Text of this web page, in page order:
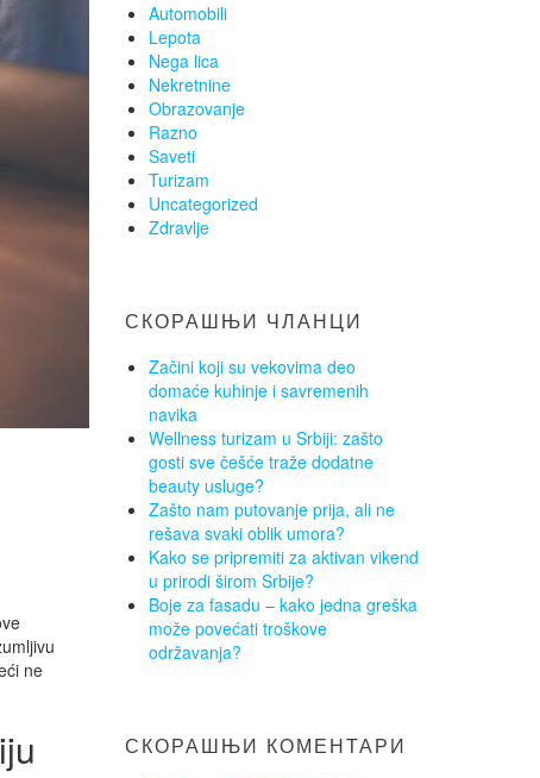
ne
Automobili
Lepota
Nega lica
Nekretnine
Obrazovanje
Razno
Saveti
Turizam
Uncategorized
Zdravlje
СКОРАШЊИ ЧЛАНЦИ
Začini koji su vekovima deo
domaće kuhinje i savremenih
navika
Wellness turizam u Srbiji: zašto
gosti sve češće traže dodatne
beauty usluge?
Zašto nam putovanje prija, ali ne
rešava svaki oblik umora?
Kako se pripremiti za aktivan vikend
u prirodi širom Srbije?
Boje za fasadu – kako jedna greška
može povećati troškove
održavanja?
СКОРАШЊИ КОМЕНТАРИ